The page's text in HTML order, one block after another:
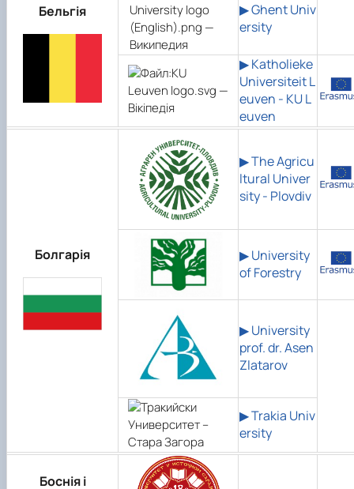
Бельгія
▶ Ghent Univ
ersity
▶Katholieke
Universiteit L
euven - KU L
euven
Болгарія
▶The Agricu
ltural Univer
sity - Plovdiv
▶University
of Forestry
▶University
prof. dr. Asen
Zlatarov
▶Trakia Univ
ersity
Боснія і